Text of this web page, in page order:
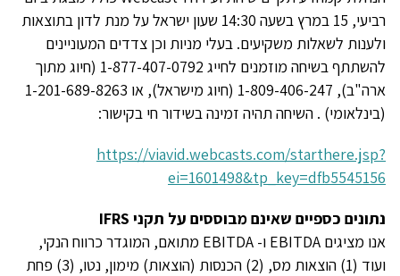
רביעי, 15 במרץ בשעה 14:30 שעון ישראל על מנת לדון בתוצאות
ולענות לשאלות משקיעים. בעלי מניות וכן צדדים המעוניינים
להשתתף בשיחה מוזמנים לחייג 1-877-407-0792 (חיוג מתוך
ארה"ב), 1-809-406-247 (חיוג מישראל), או 1-201-689-8263
(בינלאומי) . השיחה תהיה זמינה בשידור חי בקישור:
https://viavid.webcasts.com/starthere.jsp?
ei=1601498&tp_key=dfb5545156
נתונים כספיים שאינם מבוססים על תקני IFRS
אנו מציגים EBITDA ו- EBITDA מתואם, המוגדר כרווח הנקי,
ועוד (1) הוצאות מס, (2) הכנסות (הוצאות) מימון, נטו, (3) פחת